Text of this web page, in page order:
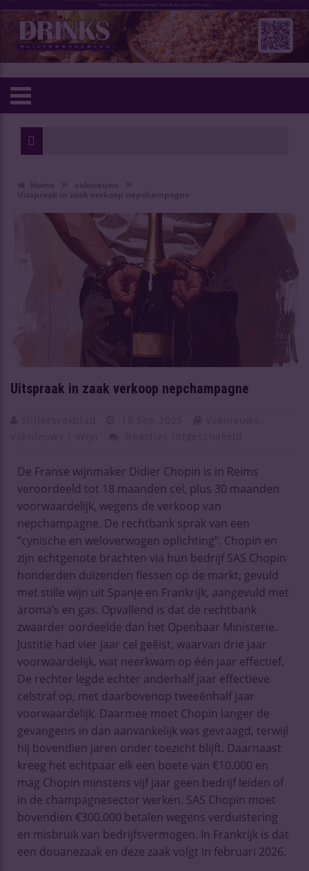
Uitspraak in zaak verkoop nepchampagne
De Franse wijnmaker Didier Chopin is in Reims
veroordeeld tot 18 maanden cel, plus 30 maanden
voorwaardelijk, wegens de verkoop van
nepchampagne. De rechtbank sprak van een
“cynische en weloverwogen oplichting”. Chopin en
zijn echtgenote brachten via hun bedrijf SAS Chopin
honderden duizenden flessen op de markt, gevuld
met stille wijn uit Spanje en Frankrijk, aangevuld met
aroma’s en gas. Opvallend is dat de rechtbank
zwaarder oordeelde dan het Openbaar Ministerie.
Justitie had vier jaar cel geëist, waarvan drie jaar
voorwaardelijk, wat neerkwam op één jaar effectief.
De rechter legde echter anderhalf jaar effectieve
celstraf op, met daarbovenop tweeënhalf jaar
voorwaardelijk. Daarmee moet Chopin langer de
gevangenis in dan aanvankelijk was gevraagd, terwijl
hij bovendien jaren onder toezicht blijft. Daarnaast
kreeg het echtpaar elk een boete van €10.000 en
mag Chopin minstens vijf jaar geen bedrijf leiden of
in de champagnesector werken. SAS Chopin moet
bovendien €300.000 betalen wegens verduistering
en misbruik van bedrijfsvermogen. In Frankrijk is dat
een douanezaak en deze zaak volgt in februari 2026.